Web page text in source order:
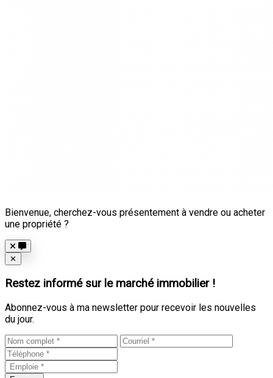
Bienvenue, cherchez-vous présentement à vendre ou acheter
une propriété ?
Close
✕
Restez informé sur le marché immobilier !
Abonnez-vous à ma newsletter pour recevoir les nouvelles
du jour.